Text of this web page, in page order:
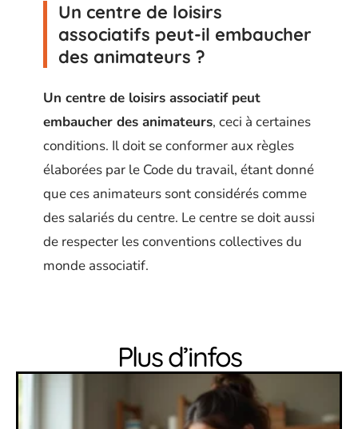
Un centre de loisirs
associatifs peut-il embaucher
des animateurs ?
Un centre de loisirs associatif peut
embaucher des animateurs, ceci à certaines
conditions. Il doit se conformer aux règles
élaborées par le Code du travail, étant donné
que ces animateurs sont considérés comme
des salariés du centre. Le centre se doit aussi
de respecter les conventions collectives du
monde associatif.
Plus d’infos